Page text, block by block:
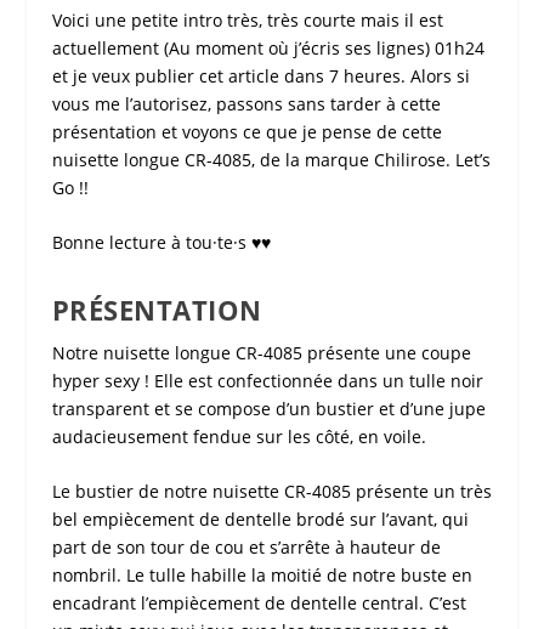
Voici une petite intro très, très courte mais il est
actuellement (Au moment où j’écris ses lignes) 01h24
et je veux publier cet article dans 7 heures. Alors si
vous me l’autorisez, passons sans tarder à cette
présentation et voyons ce que je pense de cette
nuisette longue CR-4085, de la marque Chilirose. Let’s
Go !!
Bonne lecture à tou·te·s ♥♥
PRÉSENTATION
Notre nuisette longue CR-4085présente une coupe
hyper sexy ! Elle est confectionnée dans un tulle noir
transparent et se compose d’un bustier et d’une jupe
audacieusement fendue sur les côté, en voile.
Le bustier de notre nuisette CR-4085présente un très
bel empiècement de dentelle brodé sur l’avant, qui
part de son tour de cou et s’arrête à hauteur de
nombril. Le tulle habille la moitié de notre buste en
encadrant l’empiècement de dentelle central. C’est